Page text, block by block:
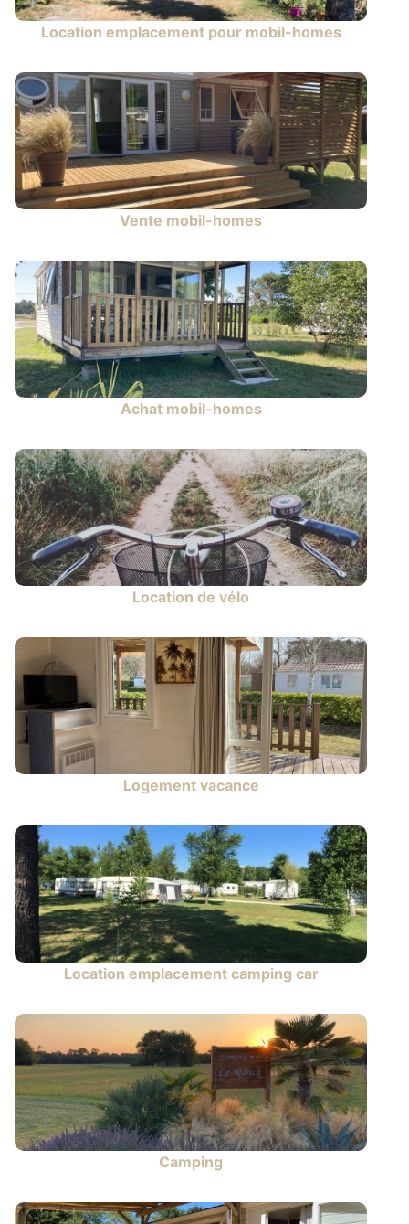
Location emplacement pour mobil-homes
Vente mobil-homes
Achat mobil-homes
Location de vélo
Logement vacance
Location emplacement camping car
Camping